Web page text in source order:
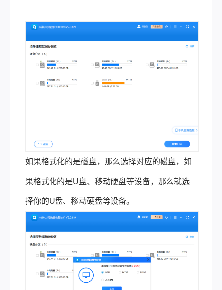
如果格式化的是磁盘，那么选择对应的磁盘，如
果格式化的是U盘、移动硬盘等设备，那么就选
择你的U盘、移动硬盘等设备。